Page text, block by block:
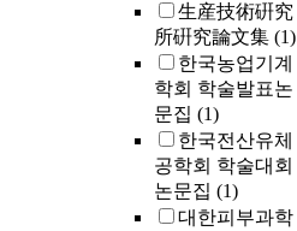
生産技術硏究
所硏究論文集 (1)
한국농업기계
학회 학술발표논
문집 (1)
한국전산유체
공학회 학술대회
논문집 (1)
대한피부과학